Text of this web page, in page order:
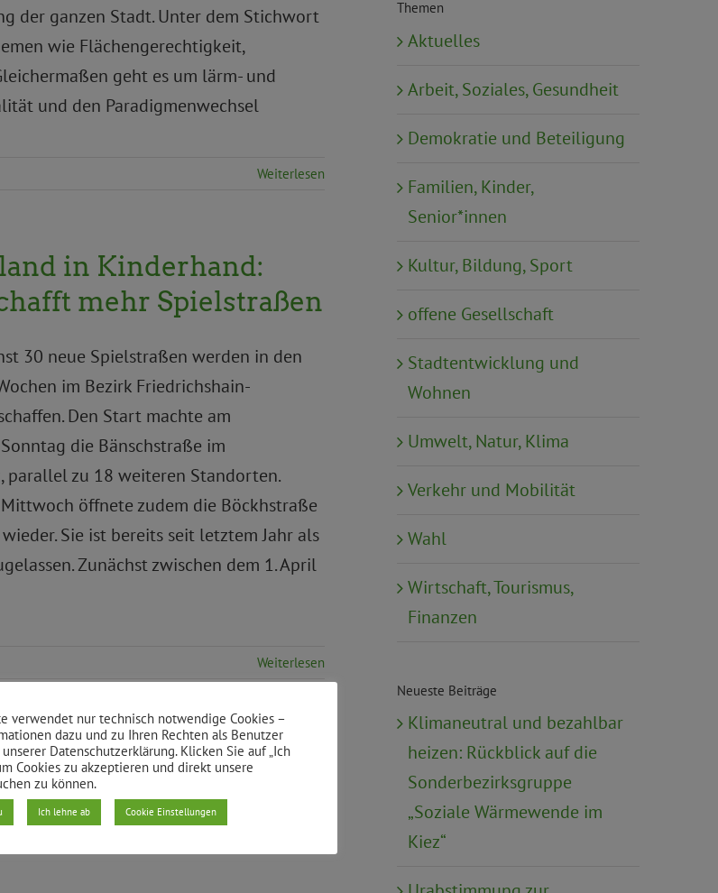
der ganzen Stadt. Unter dem Stichwort
wie Flächengerechtigkeit,
geht es um lärm- und
und den Paradigmenwechsel
Weiterlesen
in Kinderhand:
mehr Spielstraßen
30 neue Spielstraßen werden in den
im Bezirk Friedrichshain-
Den Start machte am
die Bänschstraße im
parallel zu 18 weiteren Standorten.
öffnete zudem die Böckhstraße
Sie ist bereits seit letztem Jahr als
Zunächst zwischen dem 1. April
Weiterlesen
Themen
Aktuelles
Arbeit, Soziales, Gesundheit
Demokratie und Beteiligung
Familien, Kinder,
Senior*innen
Kultur, Bildung, Sport
offene Gesellschaft
Stadtentwicklung und
Wohnen
Umwelt, Natur, Klima
Verkehr und Mobilität
Wahl
Wirtschaft, Tourismus,
Finanzen
Neueste Beiträge
Klimaneutral und bezahlbar
heizen: Rückblick auf die
Sonderbezirksgruppe
„Soziale Wärmewende im
Kiez“
verwendet nur technisch notwendige Cookies –
dazu und zu Ihren Rechten als Benutzer
Datenschutzerklärung. Klicken Sie auf „Ich
Cookies zu akzeptieren und direkt unsere
zu können.
Ich lehne ab Cookie Einstellungen